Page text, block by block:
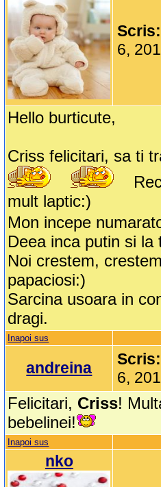
6,
Hello burticute,
Criss felicitari, sa ti
mult laptic:)
Mon incepe
Deea inca putin si la
Noi crestem,
papaciosi:)
Sarcina usoara in
dragi.
Inapoi sus
andreina
6,
Felicitari, Criss!
bebelinei!
Inapoi sus
nko